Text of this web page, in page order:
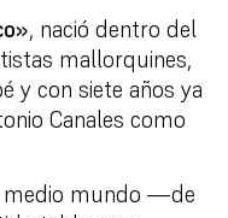
, nació dentro del
mallorquines,
y con siete años ya
Canales como
medio mundo —de